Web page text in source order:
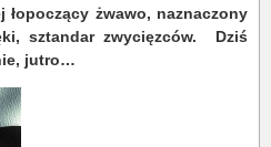
żwawo, naznaczony
sztandar zwycięzców. Dziś
jutro…